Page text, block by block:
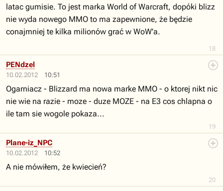
18
latac gumisie. To jest marka World of Warcraft, dopóki blizz
nie wyda nowego MMO to ma zapewnione, że będzie
conajmniej te kilka milionów grać w WoW'a.
10.02.2012 10:51
19
PENdzel
Ogarniacz - Blizzard ma nowa marke MMO - o ktorej nikt nic
nie wie na razie - moze - duze MOZE - na E3 cos chlapna o
ile tam sie wogole pokaza...
10.02.2012 10:52
20
Plane-iz_NPC
A nie mówiłem, że kwiecień?